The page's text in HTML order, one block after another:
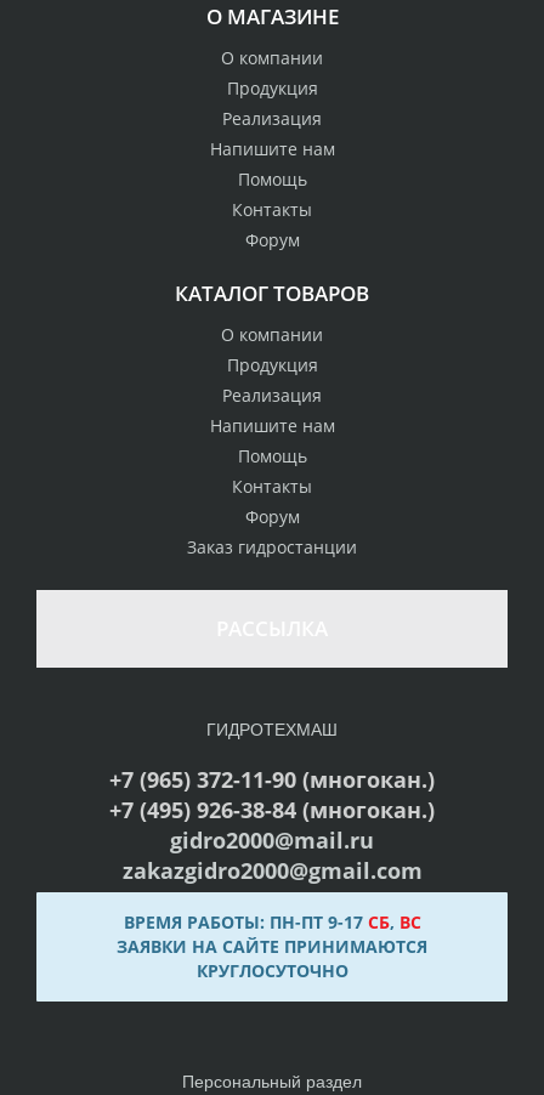
О МАГАЗИНЕ
О компании
Продукция
Реализация
Напишите нам
Помощь
Контакты
Форум
КАТАЛОГ ТОВАРОВ
О компании
Продукция
Реализация
Напишите нам
Помощь
Контакты
Форум
Заказ гидростанции
ГИДРОТЕХМАШ
+7 (965) 372-11-90 (многокан.)
+7 (495) 926-38-84 (многокан.)
gidro2000@mail.ru
zakazgidro2000@gmail.com
ВРЕМЯ РАБОТЫ: ПН-ПТ 9-17 СБ, ВС
ЗАЯВКИ НА САЙТЕ ПРИНИМАЮТСЯ
КРУГЛОСУТОЧНО
Персональный раздел